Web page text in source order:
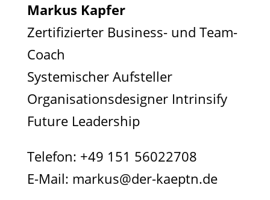
Markus Kapfer
Zertifizierter Business- und Team-
Coach
Systemischer Aufsteller
Organisationsdesigner Intrinsify
Future Leadership
Telefon: +49 151 56022708
E-Mail: markus@der-kaeptn.de